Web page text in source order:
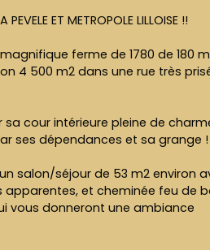
PEVELE ET METROPOLE LILLOISE !!
ferme de 1780 de 180
4 500 m2 dans une rue très
cour intérieure pleine de
ses dépendances et sa grange !
salon/séjour de 53 m2 environ
et cheminée feu de
vous donneront une ambiance